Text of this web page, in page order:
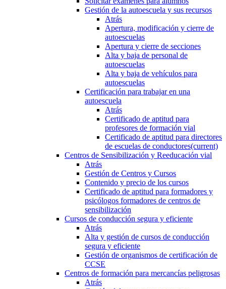
Gestión de la autoescuela y sus recursos
Atrás
Apertura, modificación y cierre de
autoescuelas
Apertura y cierre de secciones
Alta y baja de personal de
autoescuelas
Alta y baja de vehículos para
autoescuelas
Certificación para trabajar en una
autoescuela
Atrás
Certificado de aptitud para
profesores de formación vial
Certificado de aptitud para directores
de escuelas de conductores(current)
Centros de Sensibilización y Reeducación vial
Atrás
Gestión de Centros y Cursos
Contenido y precio de los cursos
Certificado de aptitud para formadores y
psicólogos formadores de centros de
sensibilización
Cursos de conducción segura y eficiente
Atrás
Alta y gestión de cursos de conducción
segura y eficiente
Gestión de organismos de certificación de
CCSE
Centros de formación para mercancías peligrosas
Atrás